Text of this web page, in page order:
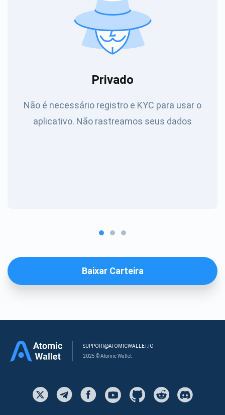
Privado
Não é necessário registro e KYC para usar o
aplicativo. Não rastreamos seus dados
Baixar Carteira
SUPPORT@ATOMICWALLET.IO
2025 © Atomic Wallet